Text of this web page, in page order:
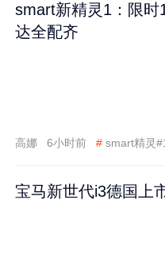
smart新精灵1：限
达全配齐
高娜 6小时前 # smart精灵
宝马新世代i3德国上